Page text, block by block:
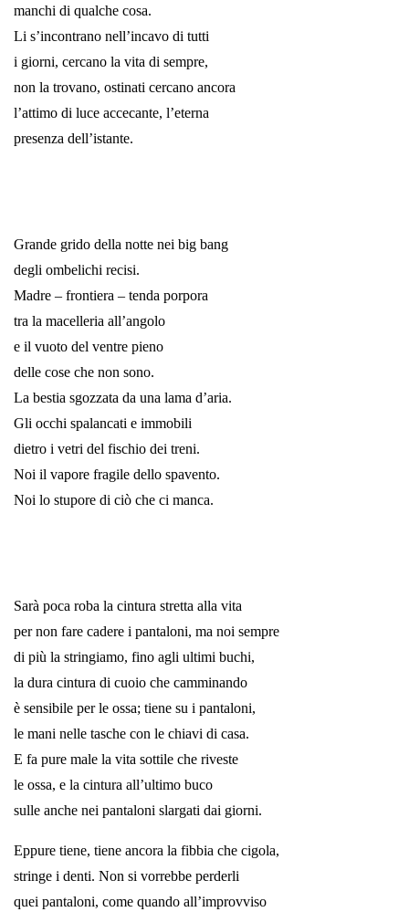
manchi di qualche cosa.
Li s’incontrano nell’incavo di tutti
i giorni, cercano la vita di sempre,
non la trovano, ostinati cercano ancora
l’attimo di luce accecante, l’eterna
presenza dell’istante.
Grande grido della notte nei big bang
degli ombelichi recisi.
Madre – frontiera – tenda porpora
tra la macelleria all’angolo
e il vuoto del ventre pieno
delle cose che non sono.
La bestia sgozzata da una lama d’aria.
Gli occhi spalancati e immobili
dietro i vetri del fischio dei treni.
Noi il vapore fragile dello spavento.
Noi lo stupore di ciò che ci manca.
Sarà poca roba la cintura stretta alla vita
per non fare cadere i pantaloni, ma noi sempre
di più la stringiamo, fino agli ultimi buchi,
la dura cintura di cuoio che camminando
è sensibile per le ossa; tiene su i pantaloni,
le mani nelle tasche con le chiavi di casa.
E fa pure male la vita sottile che riveste
le ossa, e la cintura all’ultimo buco
sulle anche nei pantaloni slargati dai giorni.
Eppure tiene, tiene ancora la fibbia che cigola,
stringe i denti. Non si vorrebbe perderli
quei pantaloni, come quando all’improvviso